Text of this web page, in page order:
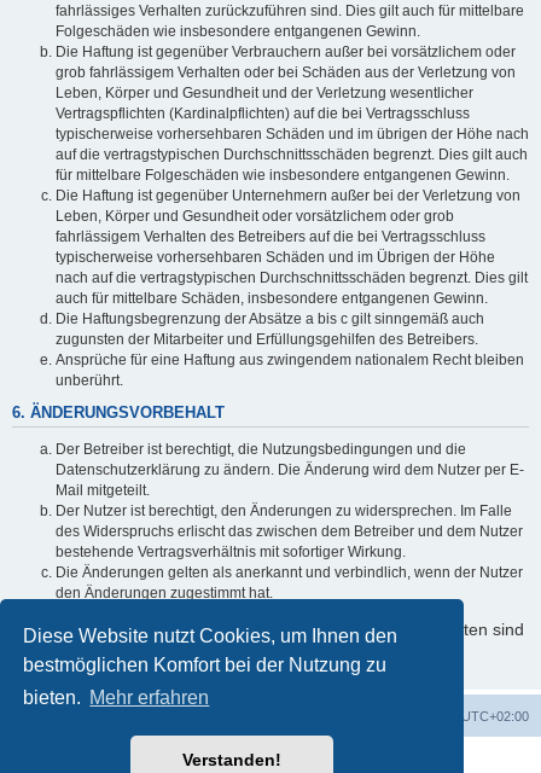
Diese Website nutzt Cookies, um Ihnen den
bestmöglichen Komfort bei der Nutzung zu
bieten. Mehr erfahren
Verstanden!
fahrlässiges Verhalten zurückzuführen sind. Dies gilt auch für mittelbare
Folgeschäden wie insbesondere entgangenen Gewinn.
Die Haftung ist gegenüber Verbrauchern außer bei vorsätzlichem oder
grob fahrlässigem Verhalten oder bei Schäden aus der Verletzung von
Leben, Körper und Gesundheit und der Verletzung wesentlicher
Vertragspflichten (Kardinalpflichten) auf die bei Vertragsschluss
typischerweise vorhersehbaren Schäden und im übrigen der Höhe nach
auf die vertragstypischen Durchschnittsschäden begrenzt. Dies gilt auch
für mittelbare Folgeschäden wie insbesondere entgangenen Gewinn.
Die Haftung ist gegenüber Unternehmern außer bei der Verletzung von
Leben, Körper und Gesundheit oder vorsätzlichem oder grob
fahrlässigem Verhalten des Betreibers auf die bei Vertragsschluss
typischerweise vorhersehbaren Schäden und im Übrigen der Höhe
nach auf die vertragstypischen Durchschnittsschäden begrenzt. Dies gilt
auch für mittelbare Schäden, insbesondere entgangenen Gewinn.
Die Haftungsbegrenzung der Absätze a bis c gilt sinngemäß auch
zugunsten der Mitarbeiter und Erfüllungsgehilfen des Betreibers.
Ansprüche für eine Haftung aus zwingendem nationalem Recht bleiben
unberührt.
6. ÄNDERUNGSVORBEHALT
Der Betreiber ist berechtigt, die Nutzungsbedingungen und die
Datenschutzerklärung zu ändern. Die Änderung wird dem Nutzer per E-
Mail mitgeteilt.
Der Nutzer ist berechtigt, den Änderungen zu widersprechen. Im Falle
des Widerspruchs erlischt das zwischen dem Betreiber und dem Nutzer
bestehende Vertragsverhältnis mit sofortiger Wirkung.
Die Änderungen gelten als anerkannt und verbindlich, wenn der Nutzer
den Änderungen zugestimmt hat.
Informationen über den Umgang mit Ihren persönlichen Daten sind
in der Datenschutzerklärung enthalten.
UTC+02:00
Powered byphpBB® Forum Software © phpBB Limited